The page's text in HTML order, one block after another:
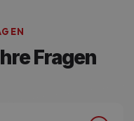
Fragen